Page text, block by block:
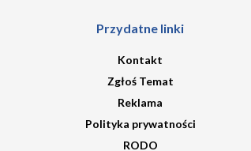
Przydatne linki
Kontakt
Zgłoś Temat
Reklama
Polityka prywatności
RODO